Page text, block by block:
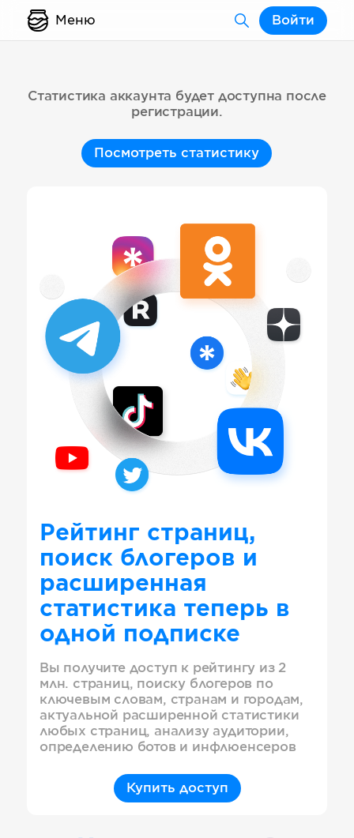
Меню Войти
Статистика аккаунта будет доступна после
регистрации.
Посмотреть статистику
Рейтинг страниц,
поиск блогеров и
расширенная
статистика теперь в
одной подписке
Вы получите доступ к рейтингу из 2
млн. страниц, поиску блогеров по
ключевым словам, странам и городам,
актуальной расширенной статистики
любых страниц, анализу аудитории,
определению ботов и инфлюенсеров
Купить доступ